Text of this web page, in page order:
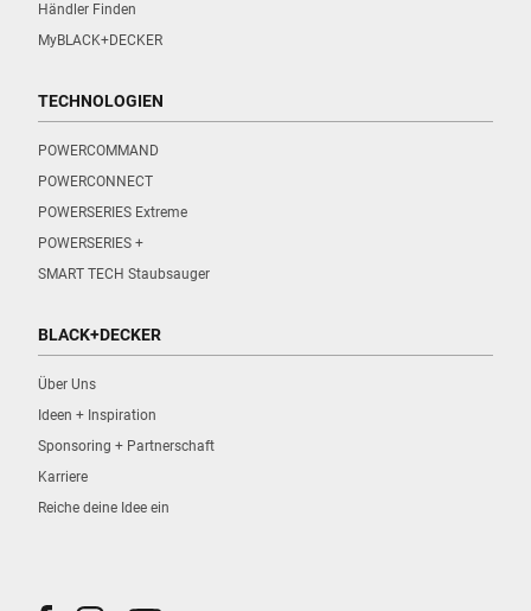
Händler Finden
MyBLACK+DECKER
TECHNOLOGIEN
POWERCOMMAND
POWERCONNECT
POWERSERIES Extreme
POWERSERIES +
SMART TECH Staubsauger
BLACK+DECKER
Über Uns
Ideen + Inspiration
Sponsoring + Partnerschaft
Karriere
Reiche deine Idee ein